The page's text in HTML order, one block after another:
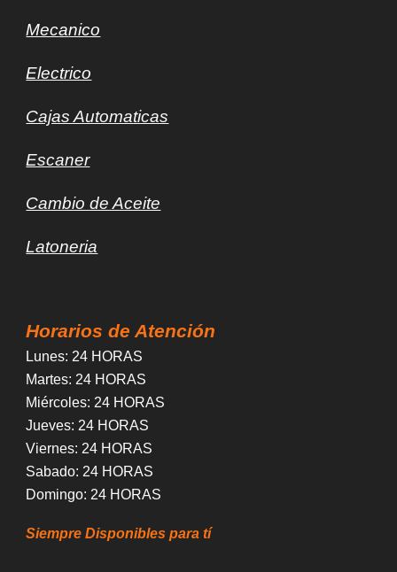
Mecanico
Electrico
Cajas Automaticas
Escaner
Cambio de Aceite
Latoneria
Horarios de Atención
Lunes: 24 HORAS
Martes: 24 HORAS
Miércoles: 24 HORAS
Jueves: 24 HORAS
Viernes: 24 HORAS
Sabado: 24 HORAS
Domingo: 24 HORAS
Siempre Disponibles para tí